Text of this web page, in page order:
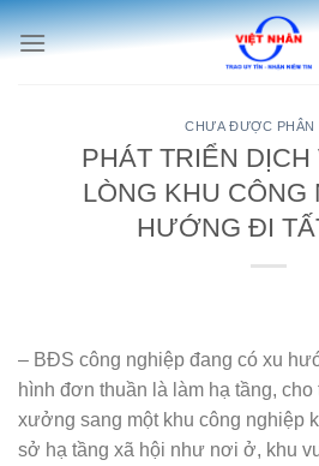
Skip
to
CHƯA ĐƯỢC PHÂN
PHÁT TRIỂN DỊCH
LÒNG KHU CÔNG
HƯỚNG ĐI
– BĐS công nghiệp đang có xu
hình đơn thuần là làm hạ tầng, cho
xưởng sang một khu công nghiệp
sở hạ tầng xã hội như nơi ở, khu